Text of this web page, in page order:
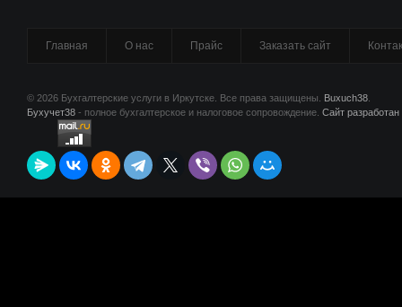
Главная О нас Прайс Заказать сайт
© 2026 Бухгалтерские услуги в Иркутске. Все права защищены. Buxuch38
Бухучет38 - полное бухгалтерское и налоговое сопровождение. Сайт разработан